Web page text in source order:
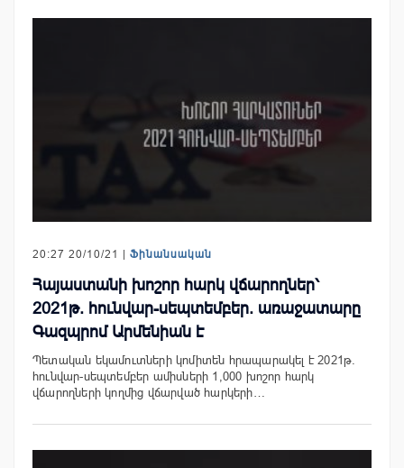
20:27 20/10/21 | Ֆինանսական
Հայաստանի խոշոր հարկ վճարողներ՝
2021թ. հունվար-սեպտեմբեր. առաջատարը
Գազպրոմ Արմենիան է
Պետական եկամուտների կոմիտեն հրապարակել է 2021թ.
հունվար-սեպտեմբեր ամիսների 1,000 խոշոր հարկ
վճարողների կողմից վճարված հարկերի…